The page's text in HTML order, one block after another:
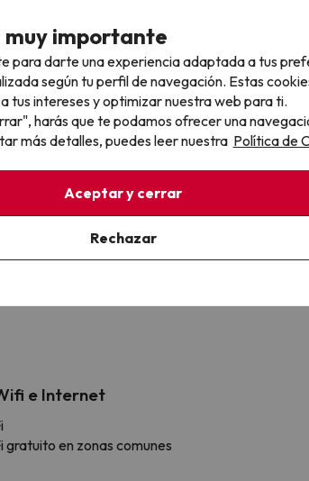
Ver todos los chollos
Paga a tu ritmo
e Internet
gratuito en zonas comunes
muy importante
para darte una experiencia adaptada a tus
según tu perfil de navegación. Estas
tus intereses y optimizar nuestra web para ti.
harás que te podamos ofrecer una
más detalles, puedes leer nuestra Política de
Aceptar y cerrar
Rechazar